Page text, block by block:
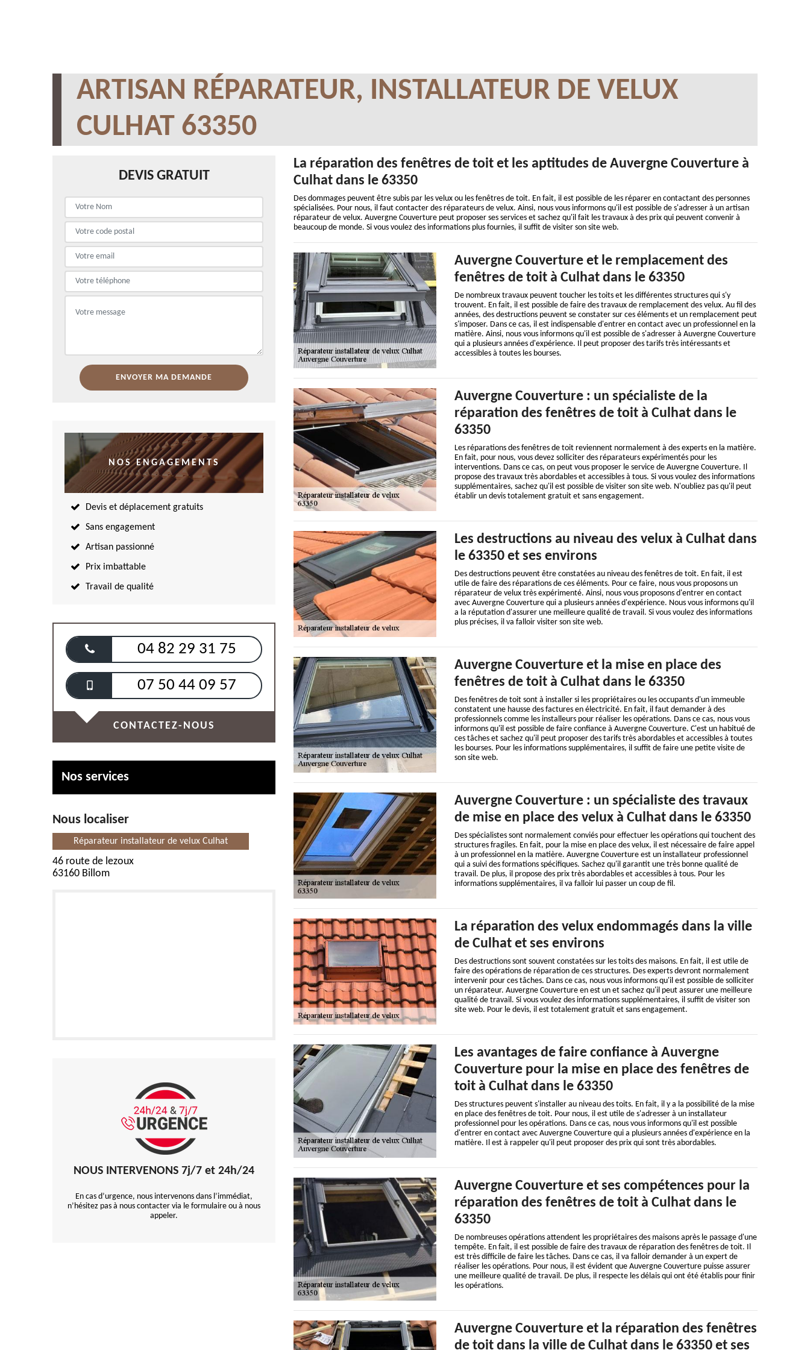
ARTISAN RÉPARATEUR, INSTALLATEUR DE VELUX
CULHAT 63350
DEVIS GRATUIT
NOS ENGAGEMENTS
Devis et déplacement gratuits
Sans engagement
Artisan passionné
Prix imbattable
Travail de qualité
04 82 29 31 75
07 50 44 09 57
CONTACTEZ-NOUS
Nos services
Nous localiser
Réparateur installateur de velux Culhat
46 route de lezoux
63160 Billom
NOUS INTERVENONS 7j/7 et 24h/24
En cas d’urgence, nous intervenons dans l’immédiat,
n’hésitez pas à nous contacter via le formulaire ou à nous
appeler.
La réparation des fenêtres de toit et les aptitudes de Auvergne Couverture à
Culhat dans le 63350
Des dommages peuvent être subis par les velux ou les fenêtres de toit. En fait, il est possible de les réparer en contactant des personnes
spécialisées. Pour nous, il faut contacter des réparateurs de velux. Ainsi, nous vous informons qu'il est possible de s'adresser à un artisan
réparateur de velux. Auvergne Couverture peut proposer ses services et sachez qu'il fait les travaux à des prix qui peuvent convenir à
beaucoup de monde. Si vous voulez des informations plus fournies, il suffit de visiter son site web.
Auvergne Couverture et le remplacement des
fenêtres de toit à Culhat dans le 63350
De nombreux travaux peuvent toucher les toits et les différentes structures qui s'y
trouvent. En fait, il est possible de faire des travaux de remplacement des velux. Au fil des
années, des destructions peuvent se constater sur ces éléments et un remplacement peut
s'imposer. Dans ce cas, il est indispensable d'entrer en contact avec un professionnel en la
matière. Ainsi, nous vous informons qu'il est possible de s'adresser à Auvergne Couverture
qui a plusieurs années d'expérience. Il peut proposer des tarifs très intéressants et
accessibles à toutes les bourses.
Auvergne Couverture : un spécialiste de la
réparation des fenêtres de toit à Culhat dans le
63350
Les réparations des fenêtres de toit reviennent normalement à des experts en la matière.
En fait, pour nous, vous devez solliciter des réparateurs expérimentés pour les
interventions. Dans ce cas, on peut vous proposer le service de Auvergne Couverture. Il
propose des travaux très abordables et accessibles à tous. Si vous voulez des informations
supplémentaires, sachez qu'il est possible de visiter son site web. N'oubliez pas qu'il peut
établir un devis totalement gratuit et sans engagement.
Les destructions au niveau des velux à Culhat dans
le 63350 et ses environs
Des destructions peuvent être constatées au niveau des fenêtres de toit. En fait, il est
utile de faire des réparations de ces éléments. Pour ce faire, nous vous proposons un
réparateur de velux très expérimenté. Ainsi, nous vous proposons d'entrer en contact
avec Auvergne Couverture qui a plusieurs années d'expérience. Nous vous informons qu'il
a la réputation d'assurer une meilleure qualité de travail. Si vous voulez des informations
plus précises, il va falloir visiter son site web.
Auvergne Couverture et la mise en place des
fenêtres de toit à Culhat dans le 63350
Des fenêtres de toit sont à installer si les propriétaires ou les occupants d'un immeuble
constatent une hausse des factures en électricité. En fait, il faut demander à des
professionnels comme les installeurs pour réaliser les opérations. Dans ce cas, nous vous
informons qu'il est possible de faire confiance à Auvergne Couverture. C'est un habitué de
ces tâches et sachez qu'il peut proposer des tarifs très abordables et accessibles à toutes
les bourses. Pour les informations supplémentaires, il suffit de faire une petite visite de
son site web.
Auvergne Couverture : un spécialiste des travaux
de mise en place des velux à Culhat dans le 63350
Des spécialistes sont normalement conviés pour effectuer les opérations qui touchent des
structures fragiles. En fait, pour la mise en place des velux, il est nécessaire de faire appel
à un professionnel en la matière. Auvergne Couverture est un installateur professionnel
qui a suivi des formations spécifiques. Sachez qu'il garantit une très bonne qualité de
travail. De plus, il propose des prix très abordables et accessibles à tous. Pour les
informations supplémentaires, il va falloir lui passer un coup de fil.
La réparation des velux endommagés dans la ville
de Culhat et ses environs
Des destructions sont souvent constatées sur les toits des maisons. En fait, il est utile de
faire des opérations de réparation de ces structures. Des experts devront normalement
intervenir pour ces tâches. Dans ce cas, nous vous informons qu'il est possible de solliciter
un réparateur. Auvergne Couverture en est un et sachez qu'il peut assurer une meilleure
qualité de travail. Si vous voulez des informations supplémentaires, il suffit de visiter son
site web. Pour le devis, il est totalement gratuit et sans engagement.
Les avantages de faire confiance à Auvergne
Couverture pour la mise en place des fenêtres de
toit à Culhat dans le 63350
Des structures peuvent s'installer au niveau des toits. En fait, il y a la possibilité de la mise
en place des fenêtres de toit. Pour nous, il est utile de s'adresser à un installateur
professionnel pour les opérations. Dans ce cas, nous vous informons qu'il est possible
d'entrer en contact avec Auvergne Couverture qui a plusieurs années d'expérience en la
matière. Il est à rappeler qu'il peut proposer des prix qui sont très abordables.
Auvergne Couverture et ses compétences pour la
réparation des fenêtres de toit à Culhat dans le
63350
De nombreuses opérations attendent les propriétaires des maisons après le passage d'une
tempête. En fait, il est possible de faire des travaux de réparation des fenêtres de toit. Il
est très difficile de faire les tâches. Dans ce cas, il va falloir demander à un expert de
réaliser les opérations. Pour nous, il est évident que Auvergne Couverture puisse assurer
une meilleure qualité de travail. De plus, il respecte les délais qui ont été établis pour finir
les opérations.
Auvergne Couverture et la réparation des fenêtres
de toit dans la ville de Culhat dans le 63350 et ses